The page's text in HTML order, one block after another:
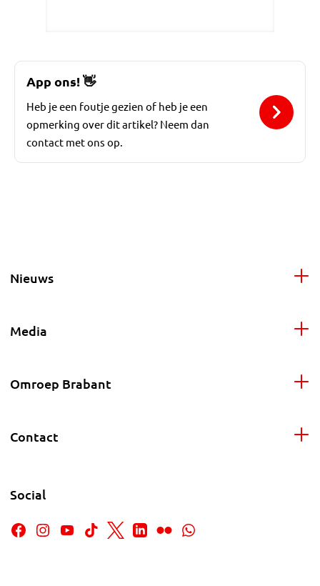
App ons!👋
Heb je een foutje gezien of heb je een
opmerking over dit artikel? Neem dan
contact met ons op.
Nieuws
Media
Omroep Brabant
Contact
Social